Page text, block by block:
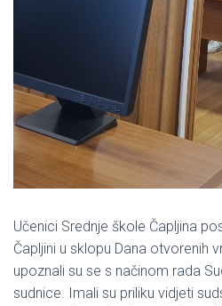
Učenici Srednje škole Čapljina
Čapljini u sklopu Dana otvorenih
upoznali su se s načinom rada
sudnice. Imali su priliku vidjeti